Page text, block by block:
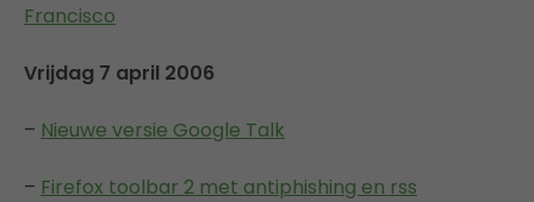
Francisco
Vrijdag 7 april 2006
– Nieuwe versie Google Talk
– Firefox toolbar 2 met antiphishing en rss